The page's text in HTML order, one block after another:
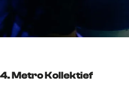
4. Metro Kollektief